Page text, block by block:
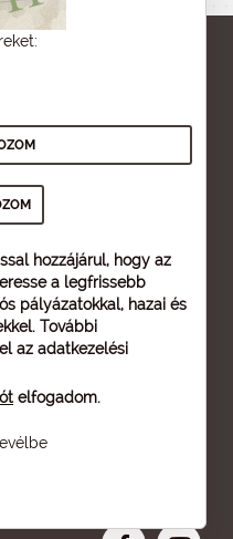
hozzájárul, hogy az
a legfrissebb
pályázatokkal, hazai és
További
az adatkezelési
elfogadom.